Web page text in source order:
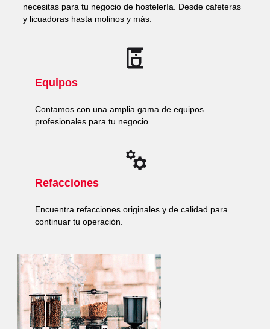
necesitas para tu negocio de hostelería. Desde cafeteras
y licuadoras hasta molinos y más.
Equipos
Contamos con una amplia gama de equipos
profesionales para tu negocio.
Refacciones
Encuentra refacciones originales y de calidad para
continuar tu operación.